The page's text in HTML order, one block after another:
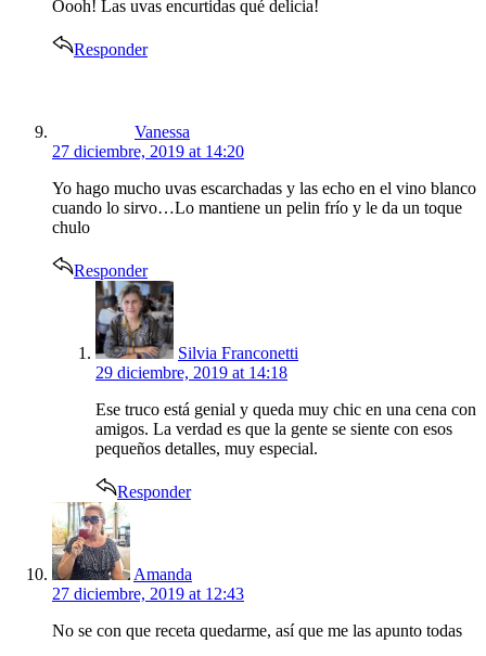
Oooh! Las uvas encurtidas qué delicia!
Responder
Vanessa
27 diciembre, 2019 at 14:20
Yo hago mucho uvas escarchadas y las echo en el vino blanco
cuando lo sirvo…Lo mantiene un pelin frío y le da un toque
chulo
Responder
says:
Silvia Franconetti
29 diciembre, 2019 at 14:18
Ese truco está genial y queda muy chic en una cena con
amigos. La verdad es que la gente se siente con esos
pequeños detalles, muy especial.
Responder
Amanda
27 diciembre, 2019 at 12:43
No se con que receta quedarme, así que me las apunto todas